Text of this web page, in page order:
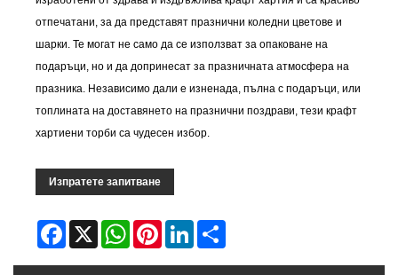
отпечатани, за да представят празнични коледни цветове и
шарки. Те могат не само да се използват за опаковане на
подаръци, но и да допринесат за празничната атмосфера на
празника. Независимо дали е изненада, пълна с подаръци, или
топлината на доставянето на празнични поздрави, тези крафт
хартиени торби са чудесен избор.
Изпратете запитване
Facebook WhatsAppPinterestLinkedIn